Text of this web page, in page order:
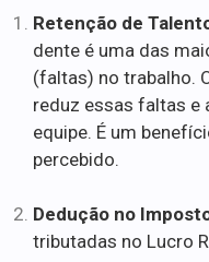
Retenção de
dente é uma das
(faltas) no trabalho.
reduz essas faltas e
equipe. É um
percebido.
Dedução no
tributadas no Lucro